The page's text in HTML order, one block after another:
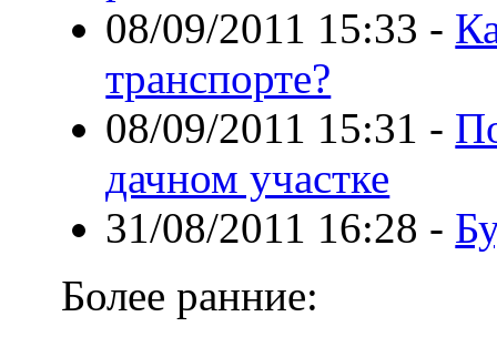
08/09/2011 15:33 -
транспорте?
08/09/2011 15:31 -
дачном участке
31/08/2011 16:28 -
Более ранние: